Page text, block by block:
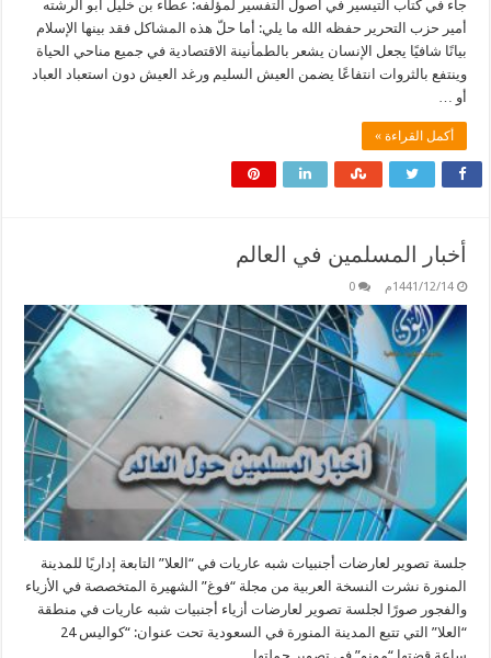
جاء في كتاب التيسير في أصول التفسير لمؤلفه: عطاء بن خليل أبو الرشته
أمير حزب التحرير حفظه الله ما يلي: أما حلّ هذه المشاكل فقد بينها الإسلام
بيانًا شافيًا يجعل الإنسان يشعر بالطمأنينة الاقتصادية في جميع مناحي الحياة
وينتفع بالثروات انتفاعًا يضمن العيش السليم ورغد العيش دون استعباد العباد
أو …
أكمل القراءة »
أخبار المسلمين في العالم
1441/12/14م 0
جلسة تصوير لعارضات أجنبيات شبه عاريات في “العلا” التابعة إداريًا للمدينة
المنورة نشرت النسخة العربية من مجلة “فوغ” الشهيرة المتخصصة في الأزياء
والفجور صورًا لجلسة تصوير لعارضات أزياء أجنبيات شبه عاريات في منطقة
“العلا” التي تتبع المدينة المنورة في السعودية تحت عنوان: “كواليس 24